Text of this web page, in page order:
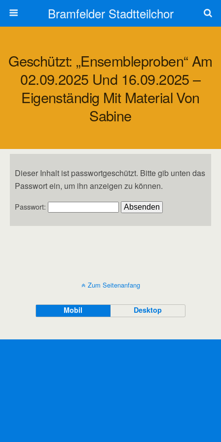
Bramfelder Stadtteilchor
Geschützt: „Ensembleproben“ Am
02.09.2025 Und 16.09.2025 –
Eigenständig Mit Material Von
Sabine
Dieser Inhalt ist passwortgeschützt. Bitte gib unten das
Passwort ein, um ihn anzeigen zu können.
Passwort:
Zum Seitenanfang
Mobil Desktop